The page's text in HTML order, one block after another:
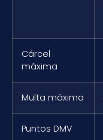
Cárcel
máxima
Multa máxima
Puntos DMV